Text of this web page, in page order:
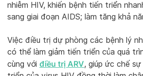
nhiễm HIV, khiến bệnh tiến triển
sang giai đoạn AIDS; làm tăng khả
Việc điều trị dự phòng các bệnh lý
có thể làm giảm tiến triển của quá
cùng với điều trị ARV, giúp ức chế